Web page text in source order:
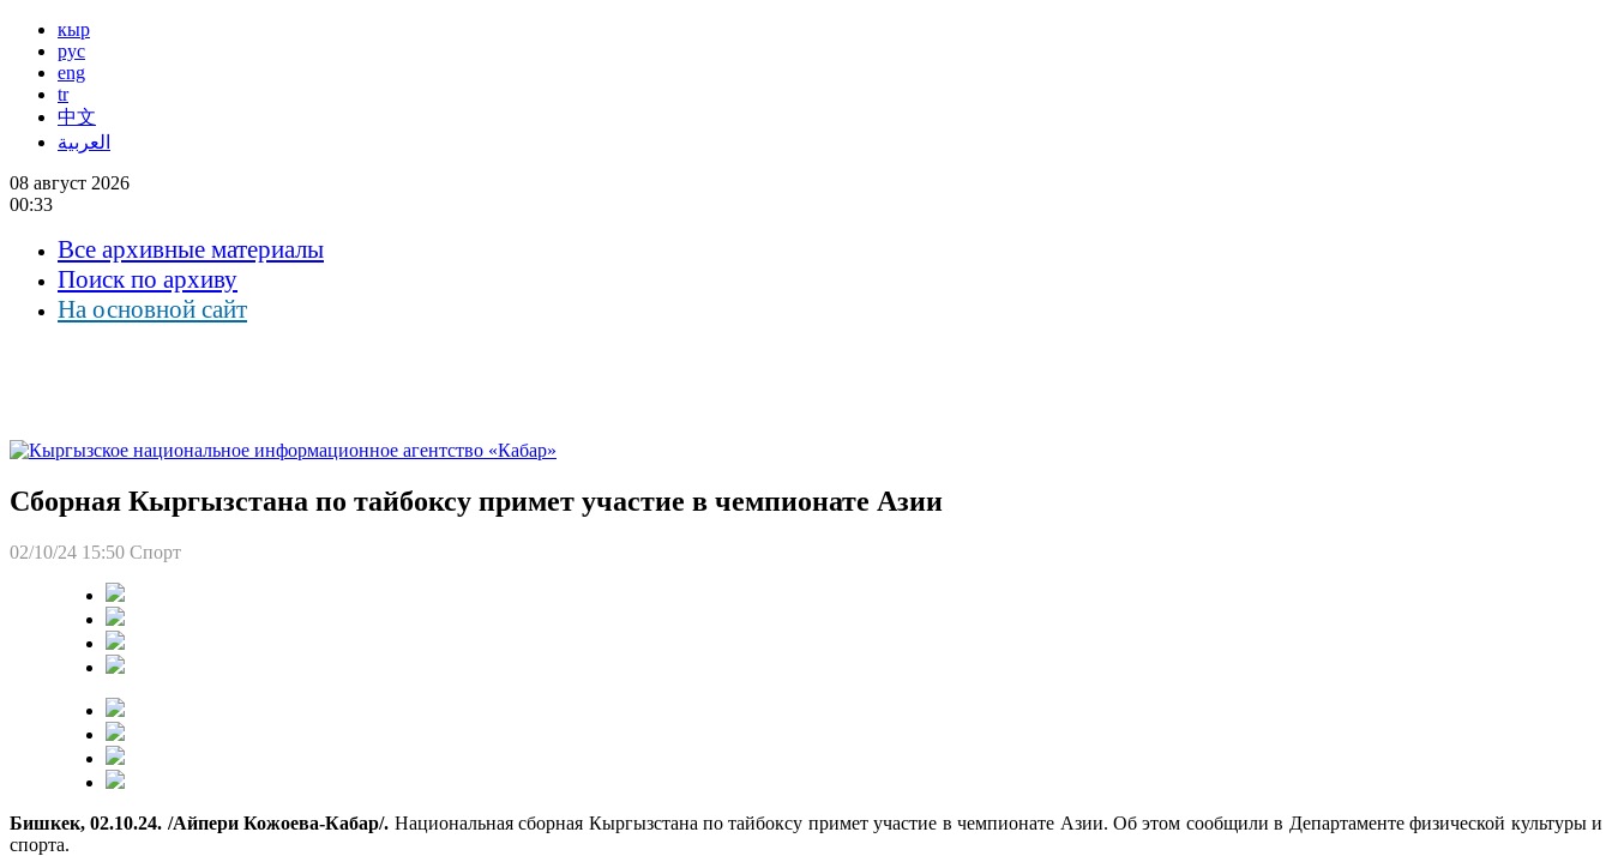
кыр
рус
eng
tr
中文
العربية
08 август 2026
00:33
Все архивные материалы
Поиск по архиву
На основной сайт
Сборная Кыргызстана по тайбоксу примет участие в чемпионате Азии
02/10/24 15:50 Спорт
Бишкек, 02.10.24. /Айпери Кожоева-Кабар/. Национальная сборная Кыргызстана по тайбоксу примет участие в чемпионате Азии. Об этом сообщили в Департаменте физической культуры и
спорта.